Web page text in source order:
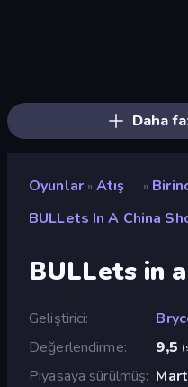
Daha
Oyunlar » Atış »
BULLets In A China
BULLets in
Geliştirici
Değerlendirme
9,5 (
Piyasaya sürülmüş